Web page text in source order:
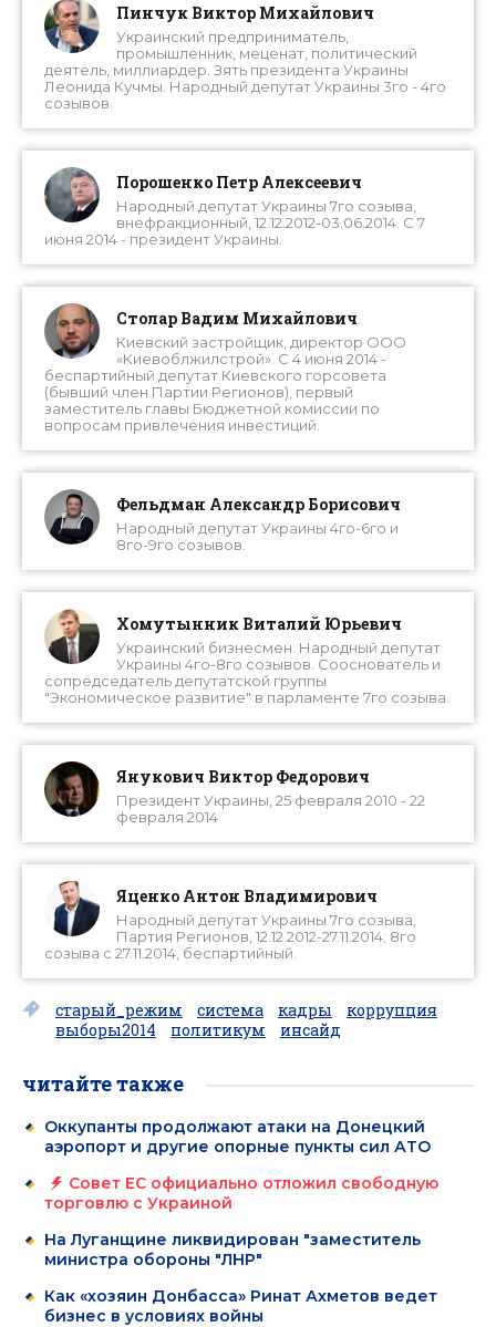
Пинчук Виктор Михайлович
Украинский предприниматель,
промышленник, меценат, политический
деятель, миллиардер. Зять президента Украины
Леонида Кучмы. Народный депутат Украины 3го - 4го
созывов.
Порошенко Петр Алексеевич
Народный депутат Украины 7го созыва,
внефракционный, 12.12.2012-03.06.2014. С 7
июня 2014 - президент Украины.
Столар Вадим Михайлович
Киевский застройщик, директор ООО
«Киевоблжилстрой». С 4 июня 2014 -
беспартийный депутат Киевского горсовета
(бывший член Партии Регионов), первый
заместитель главы Бюджетной комиссии по
вопросам привлечения инвестиций.
Фельдман Александр Борисович
Народный депутат Украины 4го-6го и
8го-9го созывов.
Хомутынник Виталий Юрьевич
Украинский бизнесмен. Народный депутат
Украины 4го-8го созывов. Сооснователь и
сопредседатель депутатской группы
"Экономическое развитие" в парламенте 7го созыва.
Янукович Виктор Федорович
Президент Украины, 25 февраля 2010 - 22
февраля 2014
Яценко Антон Владимирович
Народный депутат Украины 7го созыва,
Партия Регионов, 12.12.2012-27.11.2014; 8го
созыва с 27.11.2014, беспартийный.
старый_режим система кадры
коррупция
выборы2014
политикум инсайд
читайте также
Оккупанты продолжают атаки на Донецкий
аэропорт и другие опорные пункты сил АТО
Совет ЕС официально отложил свободную
торговлю с Украиной
На Луганщине ликвидирован "заместитель
министра обороны "ЛНР"
Как «хозяин Донбасса» Ринат Ахметов ведет
бизнес в условиях войны